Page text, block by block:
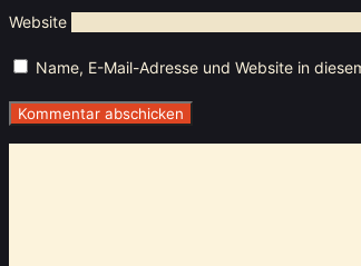
Website
Name, E-Mail-Adresse und Website in